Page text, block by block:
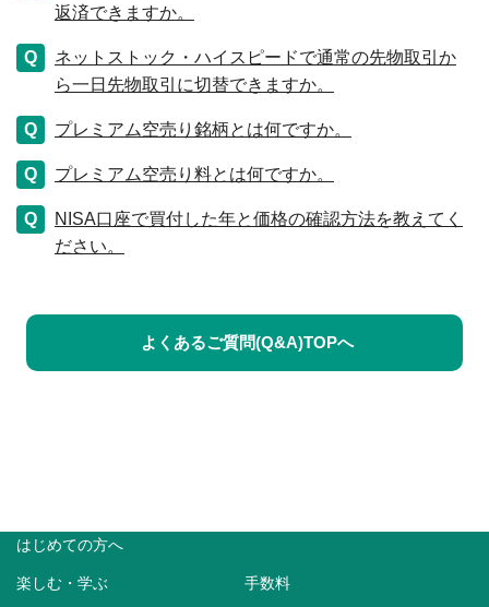
返済できますか。
ネットストック・ハイスピードで通常の先物取引か
ら一日先物取引に切替できますか。
プレミアム空売り銘柄とは何ですか。
プレミアム空売り料とは何ですか。
NISA口座で買付した年と価格の確認方法を教えてく
ださい。
よくあるご質問(Q&A)TOPへ
はじめての方へ
楽しむ・学ぶ 手数料